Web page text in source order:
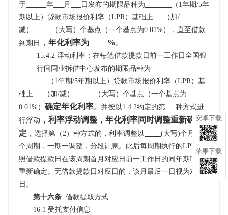
于
年 月 日发布的期限品种为 （ 1年期/5年
期以上）贷款市场报价利率（LPR）基础上
（加/
减）
（大写）个基点（一个基点为0.01%），直至借款
到期日
， 年化利率为 %。
15.4.2 浮动利率： 在每笔借款提款日前一工作日全国银
行间同业拆借中心发布的期限品种为
（ 1年期/5年期以上）贷款市场报价利率（LPR）基
础上
（加/减）
（大写）个基点（一个基点为
0.01%） 确定年化利率。 并按以1.4.2约定的第
种方式进
行浮动 ，利率浮动调整，年化利率同时调整重新确
定 ， 选择第（2）种方式的， 利率调整以
(大写)个月为一
个周期，一期一调整，分段计息。此后每周期执行的LPR按
照借款提款日在该周期首月对应日前一工作日的同年期LPR
重新确定。无借款提款日对应日的，该月最后一日视为对应
日。
第十六条 借款提取方式
16.1 受托支付信息
安卓下载
苹果下载